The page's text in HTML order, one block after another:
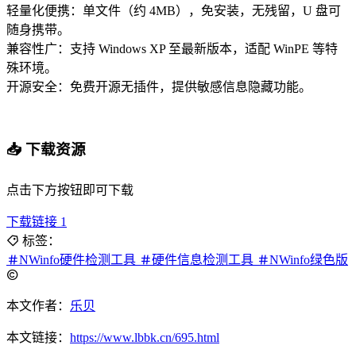
轻量化便携：单文件（约 4MB），免安装，无残留，U 盘可
随身携带。
兼容性广：支持 Windows XP 至最新版本，适配 WinPE 等特
殊环境。
开源安全：免费开源无插件，提供敏感信息隐藏功能。
📥 下载资源
点击下方按钮即可下载
下载链接 1
标签：
NWinfo硬件检测工具
硬件信息检测工具 NWinfo绿色版
本文作者： 乐贝
本文链接： https://www.lbbk.cn/695.html